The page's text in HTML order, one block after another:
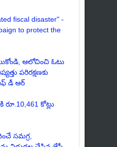
fiscal disaster" -
to protect the
ఆలోచించి ఓటు
పరిరక్షణకు
డీ ఆర్
రూ.10,461 కోట్లు
సమగ్ర,